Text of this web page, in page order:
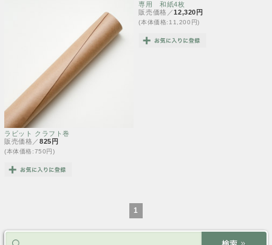
ラビット クラフト巻
販売価格／825円
(本体価格:750円)
専用 和紙4枚
販売価格／12,320円
(本体価格:11,200円)
1